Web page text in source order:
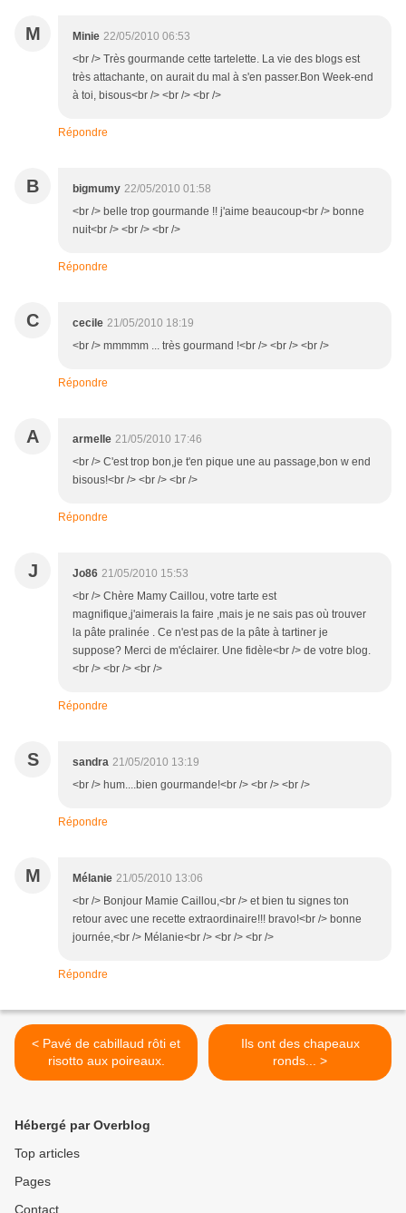
M Minie 22/05/2010 06:53
<br /> Très gourmande cette tartelette. La vie des blogs est
très attachante, on aurait du mal à s'en passer.Bon Week-end
à toi, bisous<br /> <br /> <br />
Répondre
B bigmumy 22/05/2010 01:58
<br /> belle trop gourmande !! j'aime beaucoup<br /> bonne
nuit<br /> <br /> <br />
Répondre
C cecile 21/05/2010 18:19
<br /> mmmmm ... très gourmand !<br /> <br /> <br />
Répondre
A armelle 21/05/2010 17:46
<br /> C'est trop bon,je t'en pique une au passage,bon w end
bisous!<br /> <br /> <br />
Répondre
J Jo86 21/05/2010 15:53
<br /> Chère Mamy Caillou, votre tarte est
magnifique,j'aimerais la faire ,mais je ne sais pas où trouver
la pâte pralinée . Ce n'est pas de la pâte à tartiner je
suppose? Merci de m'éclairer. Une fidèle<br /> de votre blog.
<br /> <br /> <br />
Répondre
S sandra 21/05/2010 13:19
<br /> hum....bien gourmande!<br /> <br /> <br />
Répondre
M Mélanie 21/05/2010 13:06
<br /> Bonjour Mamie Caillou,<br /> et bien tu signes ton
retour avec une recette extraordinaire!!! bravo!<br /> bonne
journée,<br /> Mélanie<br /> <br /> <br />
Répondre
< Pavé de cabillaud rôti et
risotto aux poireaux.
Ils ont des chapeaux
ronds... >
Hébergé par Overblog
Top articles
Pages
Contact